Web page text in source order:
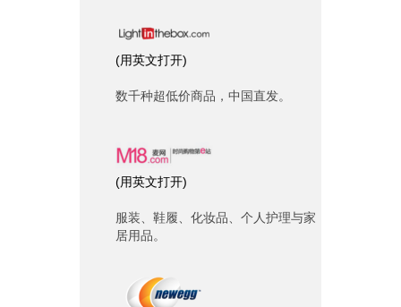
(用英文打开)
数千种超低价商品，中国直发。
(用英文打开)
服装、鞋履、化妆品、个人护理与家
居用品。